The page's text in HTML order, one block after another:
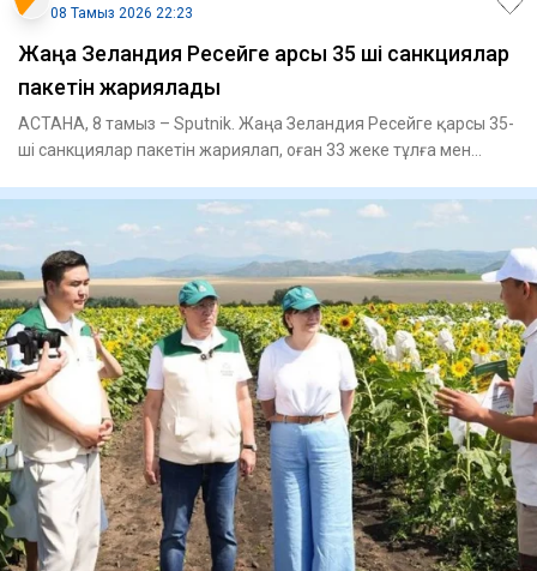
08 Тамыз 2026 22:23
Жаңа Зеландия Ресейге қарсы 35 ші санкциялар
пакетін жариялады
АСТАНА, 8 тамыз – Sputnik. Жаңа Зеландия Ресейге қарсы 35-
ші санкциялар пакетін жариялап, оған 33 жеке тұлға мен